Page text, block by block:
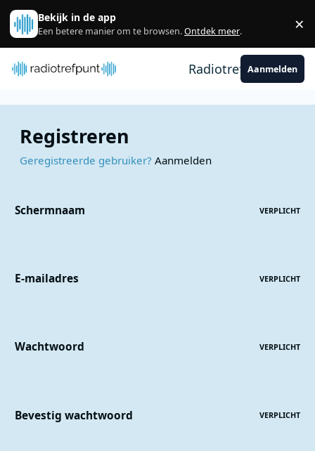
Spring naar bijdragen
Bekijk in de app
Een betere manier om te browsen.Ontdek meer. ×
RadiotrefpuntAanmelden
Registreren
Geregistreerde gebruiker? Aanmelden
Schermnaam VERPLICHT
E-mailadres VERPLICHT
Wachtwoord VERPLICHT
Bevestig wachtwoord VERPLICHT